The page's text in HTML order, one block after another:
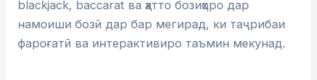
blackjack, baccarat ва ҳатто бозиҳоро дар
намоиши бозӣ дар бар мегирад, ки таҷрибаи
фароғатӣ ва интерактивиро таъмин мекунад.